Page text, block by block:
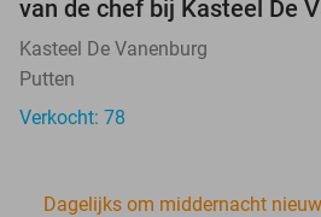
van de chef bij Kasteel De
Kasteel De Vanenburg
Putten
Verkocht: 78
Dagelijks om middernacht